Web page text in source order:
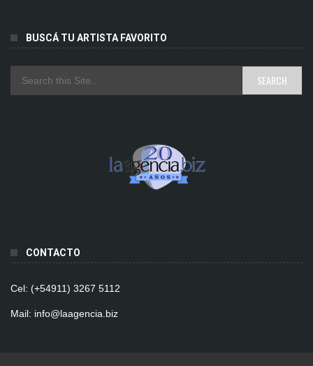
BUSCÁ TU ARTISTA FAVORITO
CONTACTO
Cel: (+54911) 3267 5112
Mail: info@laagencia.biz